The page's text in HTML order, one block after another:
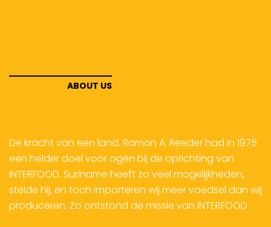
ABOUT US
De kracht van een land. Ramon A. Reeder had in 1975
een helder doel voor ogen bij de oprichting van
INTERFOOD. Suriname heeft zo veel mogelijkheden,
stelde hij, en toch importeren wij meer voedsel dan wij
produceren. Zo ontstond de missie van INTERFOOD.